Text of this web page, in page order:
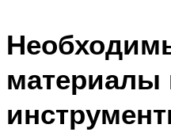
материалы